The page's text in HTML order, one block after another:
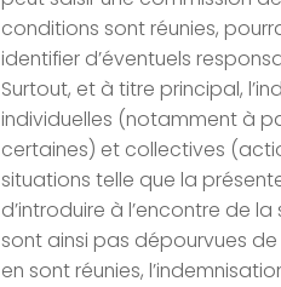
conditions sont réunies,
identifier d’éventuels
Surtout, et à titre principal,
individuelles (notamment à
certaines) et collectives
situations telle que la
d’introduire à l’encontre de
sont ainsi pas dépourvues
en sont réunies,